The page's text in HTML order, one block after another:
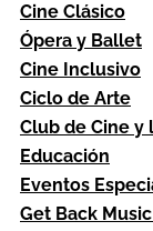
Cine Clásico
Ópera y Ballet
Cine Inclusivo
Ciclo de Arte
Club de Cine y
Educación
Eventos
Get Back